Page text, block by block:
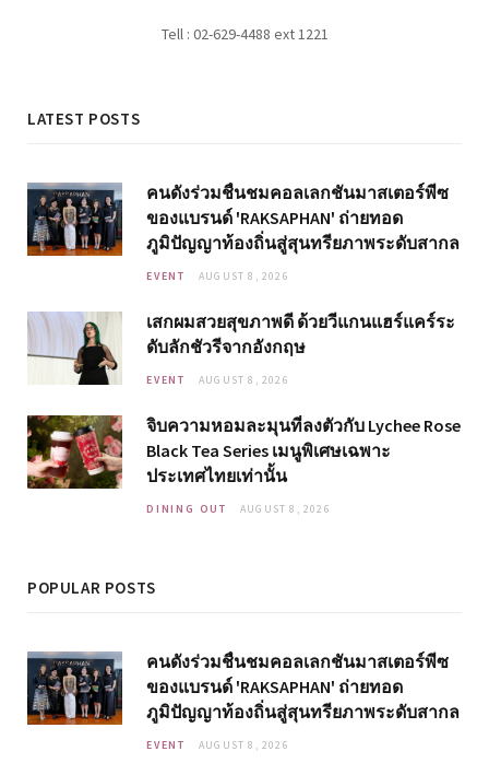
Tell : 02-629-4488 ext 1221
LATEST POSTS
คนดังร่วมชื่นชมคอลเลกชันมาสเตอร์พีซ
ของแบรนด์ 'RAKSAPHAN' ถ่ายทอด
ภูมิปัญญาท้องถิ่นสู่สุนทรียภาพระดับสากล
EVENT AUGUST 8, 2026
เสกผมสวยสุขภาพดี ด้วยวีแกนแฮร์แคร์ระ
ดับลักชัวรีจากอังกฤษ
EVENT AUGUST 8, 2026
จิบความหอมละมุนที่ลงตัวกับ Lychee Rose
Black Tea Series เมนูพิเศษเฉพาะ
ประเทศไทยเท่านั้น
DINING OUT AUGUST 8, 2026
POPULAR POSTS
คนดังร่วมชื่นชมคอลเลกชันมาสเตอร์พีซ
ของแบรนด์ 'RAKSAPHAN' ถ่ายทอด
ภูมิปัญญาท้องถิ่นสู่สุนทรียภาพระดับสากล
EVENT AUGUST 8, 2026